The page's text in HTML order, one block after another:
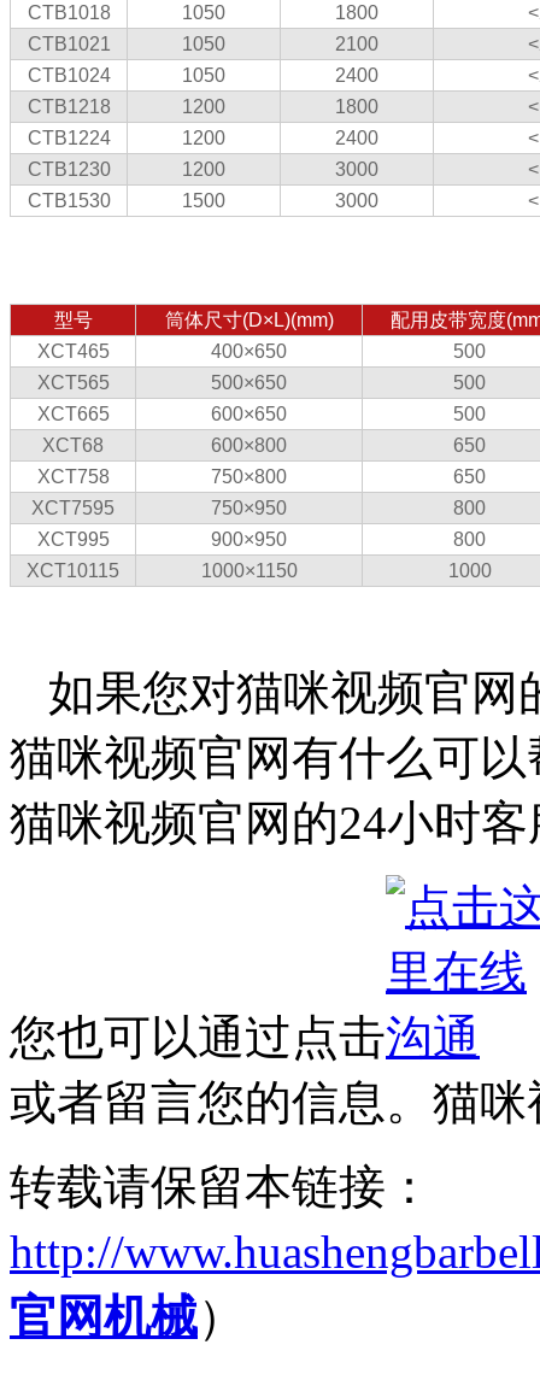
CTB1018
1050 1800
CTB1021
1050 2100
CTB1024
1050 2400
CTB1218
1200 1800
CTB1224
1200 2400
CTB1230
1200 3000
CTB1530
1500 3000
型号 筒体尺寸(D×L)(mm)
配用皮带宽度
XCT465
400×650
500
XCT565
500×650
500
XCT665
600×650
500
XCT68
600×800
650
XCT758
750×800
650
XCT7595
750×950
800
XCT995
900×950
800
XCT10115
1000×1150 1000
如果您对猫咪视频官网
猫咪视频官网有什么可以
猫咪视频官网的24小时客服
您也可以通过点击
或者留言您的信息。
转载请保留本链接：
http://
官网机械）